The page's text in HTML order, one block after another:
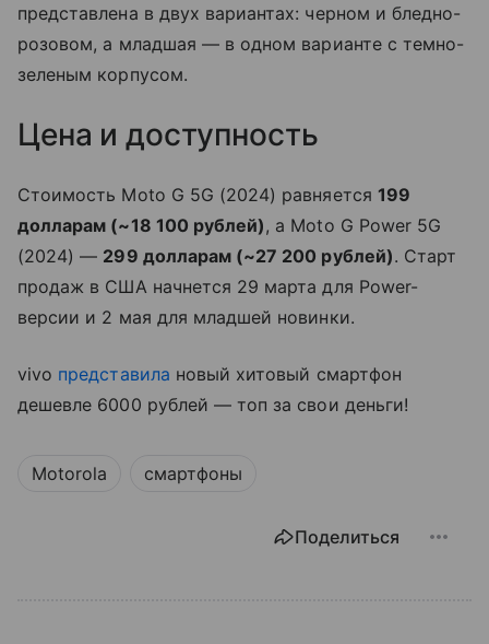
представлена в двух вариантах: черном и бледно-
розовом, а младшая — в одном варианте с темно-
зеленым корпусом.
Цена и доступность
Стоимость Moto G 5G (2024) равняется 199
долларам (~18 100 рублей), а Moto G Power 5G
(2024) — 299 долларам (~27 200 рублей). Старт
продаж в США начнется 29 марта для Power-
версии и 2 мая для младшей новинки.
vivo представила новый хитовый смартфон
дешевле 6000 рублей — топ за свои деньги!
Motorola смартфоны
Поделиться